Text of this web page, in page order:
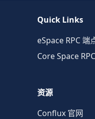
Quick Links
eSpace RPC 端
Core Space
资源
Conflux 官网